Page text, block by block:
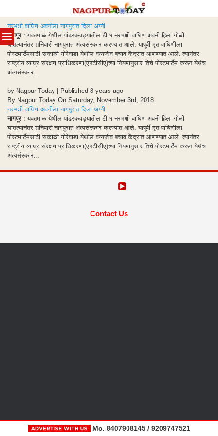
MENU
to
content
नरभक्षी वाघिण अवनीला नागपुरात दिला अग्नी
नागपूर : यवतमाळ येथील पांढरकवड्यातील टी-१ नरभक्षी वाघिण अवनी हिला गोळी
घातल्यानंतर शनिवारी नागपुरात अंत्यसंस्कार करण्यात आले. यापूर्वी मृत वाघिणीला
पोस्टमार्टेमसाठी सकाळी गोरेवाडा येथील वन्यजीव बचाव केंद्रात आणण्यात आले. त्यानंतर
राष्ट्रीय व्याघ्र संरक्षण प्राधिकरणा(एनटीसीए)च्या नियमानुसार तिचे पोस्टमार्टेम करून येथेच
अंत्यसंस्कार...
by Nagpur Today | Published 8 years ago
By Nagpur Today On Saturday, November 3rd, 2018
नरभक्षी वाघिण अवनीला नागपुरात दिला अग्नी
नागपूर : यवतमाळ येथील पांढरकवड्यातील टी-१ नरभक्षी वाघिण अवनी हिला गोळी
घातल्यानंतर शनिवारी नागपुरात अंत्यसंस्कार करण्यात आले. यापूर्वी मृत वाघिणीला
पोस्टमार्टेमसाठी सकाळी गोरेवाडा येथील वन्यजीव बचाव केंद्रात आणण्यात आले. त्यानंतर
राष्ट्रीय व्याघ्र संरक्षण प्राधिकरणा(एनटीसीए)च्या नियमानुसार तिचे पोस्टमार्टेम करून येथेच
अंत्यसंस्कार...
Contact Us
Mo. 8407908145 / 9209747521